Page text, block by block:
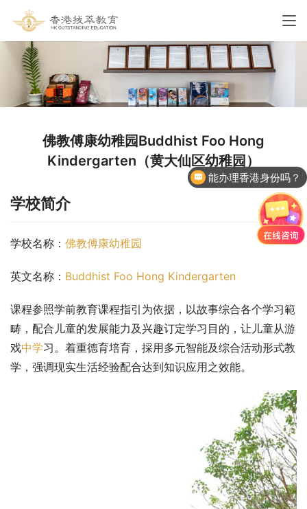
佛教傅康幼稚园Buddhist Foo Hong
Kindergarten（黄大仙区幼稚园）
学校简介
学校名称： 佛教傅康幼稚园
英文名称： Buddhist Foo Hong Kindergarten
课程参照学前教育课程指引为依据，以故事综合各个学习範
畴，配合儿童的发展能力及兴趣订定学习目的，让儿童从游
戏中学习。着重德育培育，採用多元智能及综合活动形式教
学，强调现实生活经验配合达到知识应用之效能。
能办理香港身份吗？